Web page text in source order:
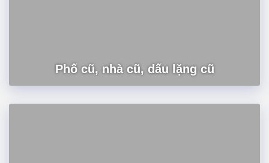
Phố cũ, nhà cũ, dấu lặng cũ